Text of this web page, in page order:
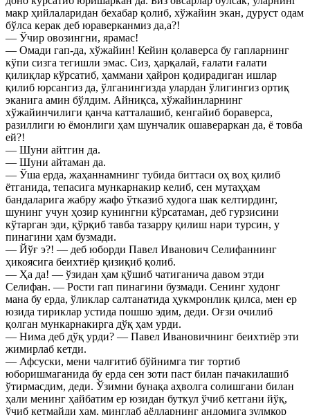
макр ҳийлаларидан бехабар қолиб, хўжайин экан, дуруст одам
бўлса керак деб юраверканмиз да,а?!
— Ўчир овозингни, ярамас!
— Омади гап-да, хўжайин! Кейин қолаверса бу гапларнинг
кўпи сизга тегишли эмас. Сиз, ҳарқалай, ғалати ғалати
қилиқлар кўрсатиб, ҳаммани ҳайрон қодирадиган ишлар
қилиб юрсангиз да, ўлганингизда улардан ўлигингиз ортиқ
эканига амин бўлдим. Айниқса, хўжайинларнинг
хўжайинчилиги қанча катталашиб, кенгайиб бораверса,
разиллиги ю ёмонлиги ҳам шунчалик ошавераркан да, ё товба
ей?!
— Шуни айтгин да.
— Шуни айтаман да.
— Ўша ерда, жаҳаннамнинг тубида биттаси оҳ воҳ қилиб
ётганида, тепасига мункарнакир келиб, сен мутаҳҳам
бандаларига жабру жафо ўтказиб худога шак келтирдинг,
шунинг учун ҳозир кунингни кўрсатаман, деб гурзисини
кўтарган эди, қўрқиб тавба тазарру қилиш нари турсин, у
пинагини ҳам бузмади.
— Йўғ э?! — деб юборди Павел Иванович Селифаннинг
ҳикоясига беихтиёр қизиқиб қолиб.
— Ҳа да! — ўзидан ҳам қўшиб чатиганича давом этди
Селифан. — Рости гап пинагини бузмади. Сенинг худонг
мана бу ерда, ўликлар салтанатида ҳукмронлик қилса, мен ер
юзида тириклар устида пошшо эдим, деди. Оғзи очилиб
қолган мункарнакирга дўқ ҳам урди.
— Нима деб дўқ урди? — Павел Ивановичнинг беихтиёр эти
жимирлаб кетди.
— Афсуски, мени чалғитиб бўйнимга тиғ тортиб
юборишмаганида бу ерда сен зоти паст билан пачакилашиб
ўтирмасдим, деди. Ўзимни бунақа аҳволга солишгани билан
ҳали менинг ҳайбатим ер юзидан буткул ўчиб кетгани йўқ,
ўчиб кетмайди ҳам, минглаб аёлларнинг андомига зулмкор